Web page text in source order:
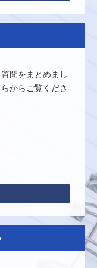
問をまとめまし
からご覧くださ